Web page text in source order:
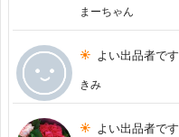
まーちゃん
よい出品者です
きみ
よい出品者です